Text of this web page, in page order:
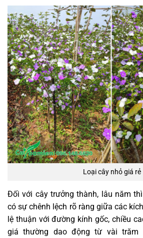
Loại cây nhỏ giá rẻ
Đối với cây trưởng thành, lâu năm
có sự chênh lệch rõ ràng giữa các
lệ thuận với đường kính gốc, chiều
giá thường dao động từ vài trăm